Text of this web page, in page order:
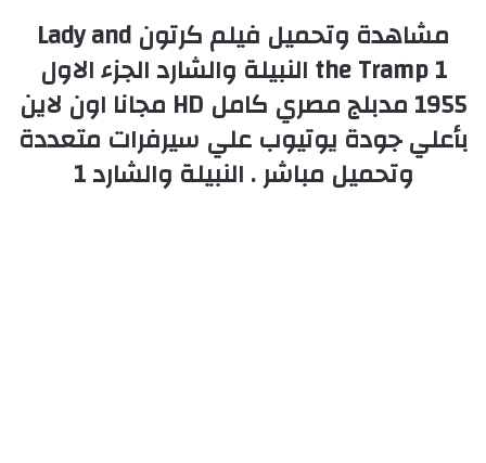
مشاهدة وتحميل فيلم كرتون Lady and
the Tramp 1 النبيلة والشارد الجزء الاول
1955 مدبلج مصري كامل HD مجانا اون لاين
بأعلي جودة يوتيوب علي سيرفرات متعددة
وتحميل مباشر . النبيلة والشارد 1